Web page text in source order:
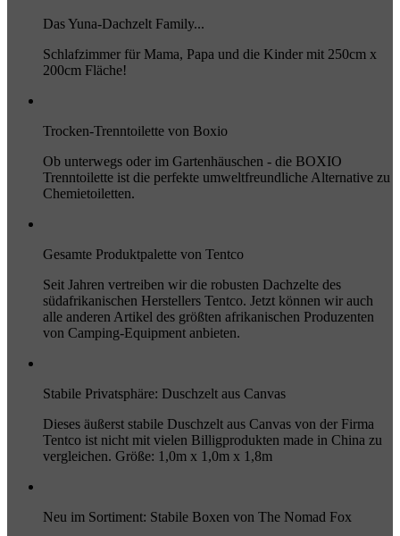
Das Yuna-Dachzelt Family...
Schlafzimmer für Mama, Papa und die Kinder mit 250cm x
200cm Fläche!
Trocken-Trenntoilette von Boxio
Ob unterwegs oder im Gartenhäuschen - die BOXIO
Trenntoilette ist die perfekte umweltfreundliche Alternative zu
Chemietoiletten.
Gesamte Produktpalette von Tentco
Seit Jahren vertreiben wir die robusten Dachzelte des
südafrikanischen Herstellers Tentco. Jetzt können wir auch
alle anderen Artikel des größten afrikanischen Produzenten
von Camping-Equipment anbieten.
Stabile Privatsphäre: Duschzelt aus Canvas
Dieses äußerst stabile Duschzelt aus Canvas von der Firma
Tentco ist nicht mit vielen Billigprodukten made in China zu
vergleichen. Größe: 1,0m x 1,0m x 1,8m
Neu im Sortiment: Stabile Boxen von The Nomad Fox